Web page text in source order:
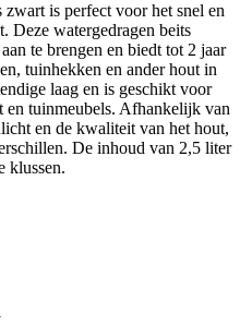
is perfect voor het snel en
Deze watergedragen beits
te brengen en biedt tot 2 jaar
tuinhekken en ander hout in
laag en is geschikt voor
en tuinmeubels. Afhankelijk van
en de kwaliteit van het hout,
De inhoud van 2,5 liter
klussen.